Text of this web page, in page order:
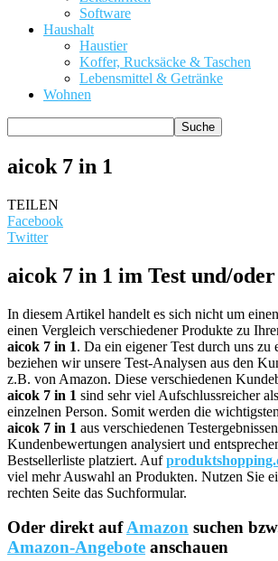
Software
Haushalt
Haustier
Koffer, Rucksäcke & Taschen
Lebensmittel & Getränke
Wohnen
aicok 7 in 1
TEILEN
Facebook
Twitter
aicok 7 in 1 im Test und/
In diesem Artikel handelt es sich nicht um
einen Vergleich verschiedener Produkte zu
aicok 7 in 1. Da ein eigener Test durch uns zu
beziehen wir unsere Test-Analysen aus den
z.B. von Amazon. Diese verschiedenen
aicok 7 in 1 sind sehr viel Aufschlussreicher
einzelnen Person. Somit werden die
aicok 7 in 1 aus verschiedenen
Kundenbewertungen analysiert und
Bestsellerliste platziert. Auf
viel mehr Auswahl an Produkten. Nutzen Sie
rechten Seite das Suchformular.
Oder direkt aufAmazon suchen
Amazon-Angebote anschauen